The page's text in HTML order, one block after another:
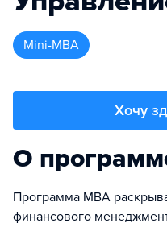
Mini-MBA
Хочу
О
Программа MBA
финансового